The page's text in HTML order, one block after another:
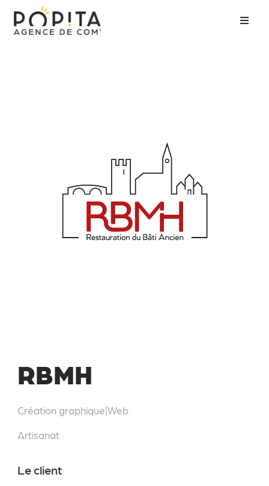
RBMH
Création graphique|Web
Artisanat
Le client